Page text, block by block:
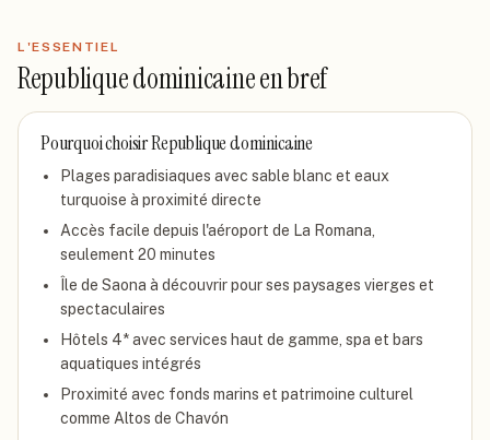
L'ESSENTIEL
Republique dominicaineen bref
Pourquoi choisirRepublique dominicaine
Plages paradisiaques avec sable blanc et eaux
turquoise à proximité directe
Accès facile depuis l'aéroport de La Romana,
seulement 20 minutes
Île de Saona à découvrir pour ses paysages vierges et
spectaculaires
Hôtels 4* avec services haut de gamme, spa et bars
aquatiques intégrés
Proximité avec fonds marins et patrimoine culturel
comme Altos de Chavón